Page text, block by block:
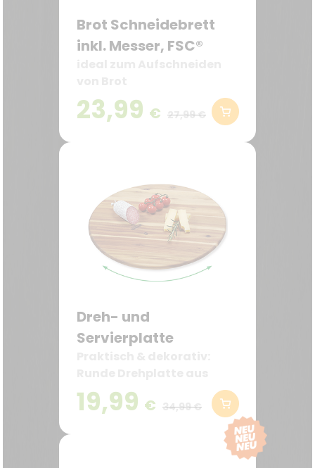
Brot Schneidebrett
inkl. Messer, FSC®
23,99 € 27,99 €
Dreh- und
Servierplatte
massivem Akazienholz (Ø
40 cm) – ideal zum
Speisen, Snacks, Käse oder
19,99 € 34,99 €